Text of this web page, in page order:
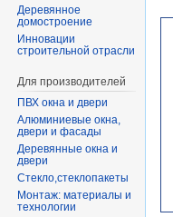
Деревянное
домостроение
Инновации
строительной отрасли
Для производителей
ПВХ окна и двери
Алюминиевые окна,
двери и фасады
Деревянные окна и
двери
Стекло,стеклопакеты
Монтаж: материалы и
технологии